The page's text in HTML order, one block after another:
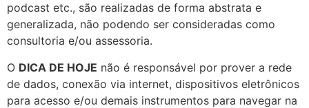
podcast etc., são realizadas de forma abstrata e
generalizada, não podendo ser consideradas como
consultoria e/ou assessoria.
O DICA DE HOJE não é responsável por prover a rede
de dados, conexão via internet, dispositivos eletrônicos
para acesso e/ou demais instrumentos para navegar na